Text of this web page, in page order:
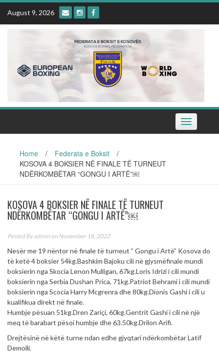
Skip
content
August 9, 2026
Toggle
navigation
Home / Federata e Boksit
/
KOSOVA 4 BOKSIER NË FINALE TË TURNEUT
NDËRKOMBËTAR “GONGU I ARTË”￼
KOSOVA 4 BOKSIER NË FINALE TË TURNEUT
NDËRKOMBËTAR “GONGU I ARTË”￼
Posted Byadmin on November 18, 2022
Nesër me 19 nëntor në finale të turneut ” Gongu i Artë” Kosova do
të ketë 4 boksier 54kg.Bashkim Bajoku cili në gjysmëfinale mundi
boksierin nga Skocia Lenon Mulligan, 67kg.Loris Idrizi i cili mundi
boksierin nga Serbia Dushan Prica, 71kg.Patriot Behrami i cili mundi
boksierin nga Scocia Harry Mcgrenra dhe 80kg.Dionis Gashi i cili u
kualifikua direkt në finale.
Humbje pësuan 51kg.Dren Zariçi, 60kg.Gentrit Gashi i cili në një
meq të barabart pësoi humbje dhe 63.50kg.Drilon Arifi.
Drejtësinë në këtë turne ndan edhe gjyqtari ndërkombëtar Latif
Demolli.